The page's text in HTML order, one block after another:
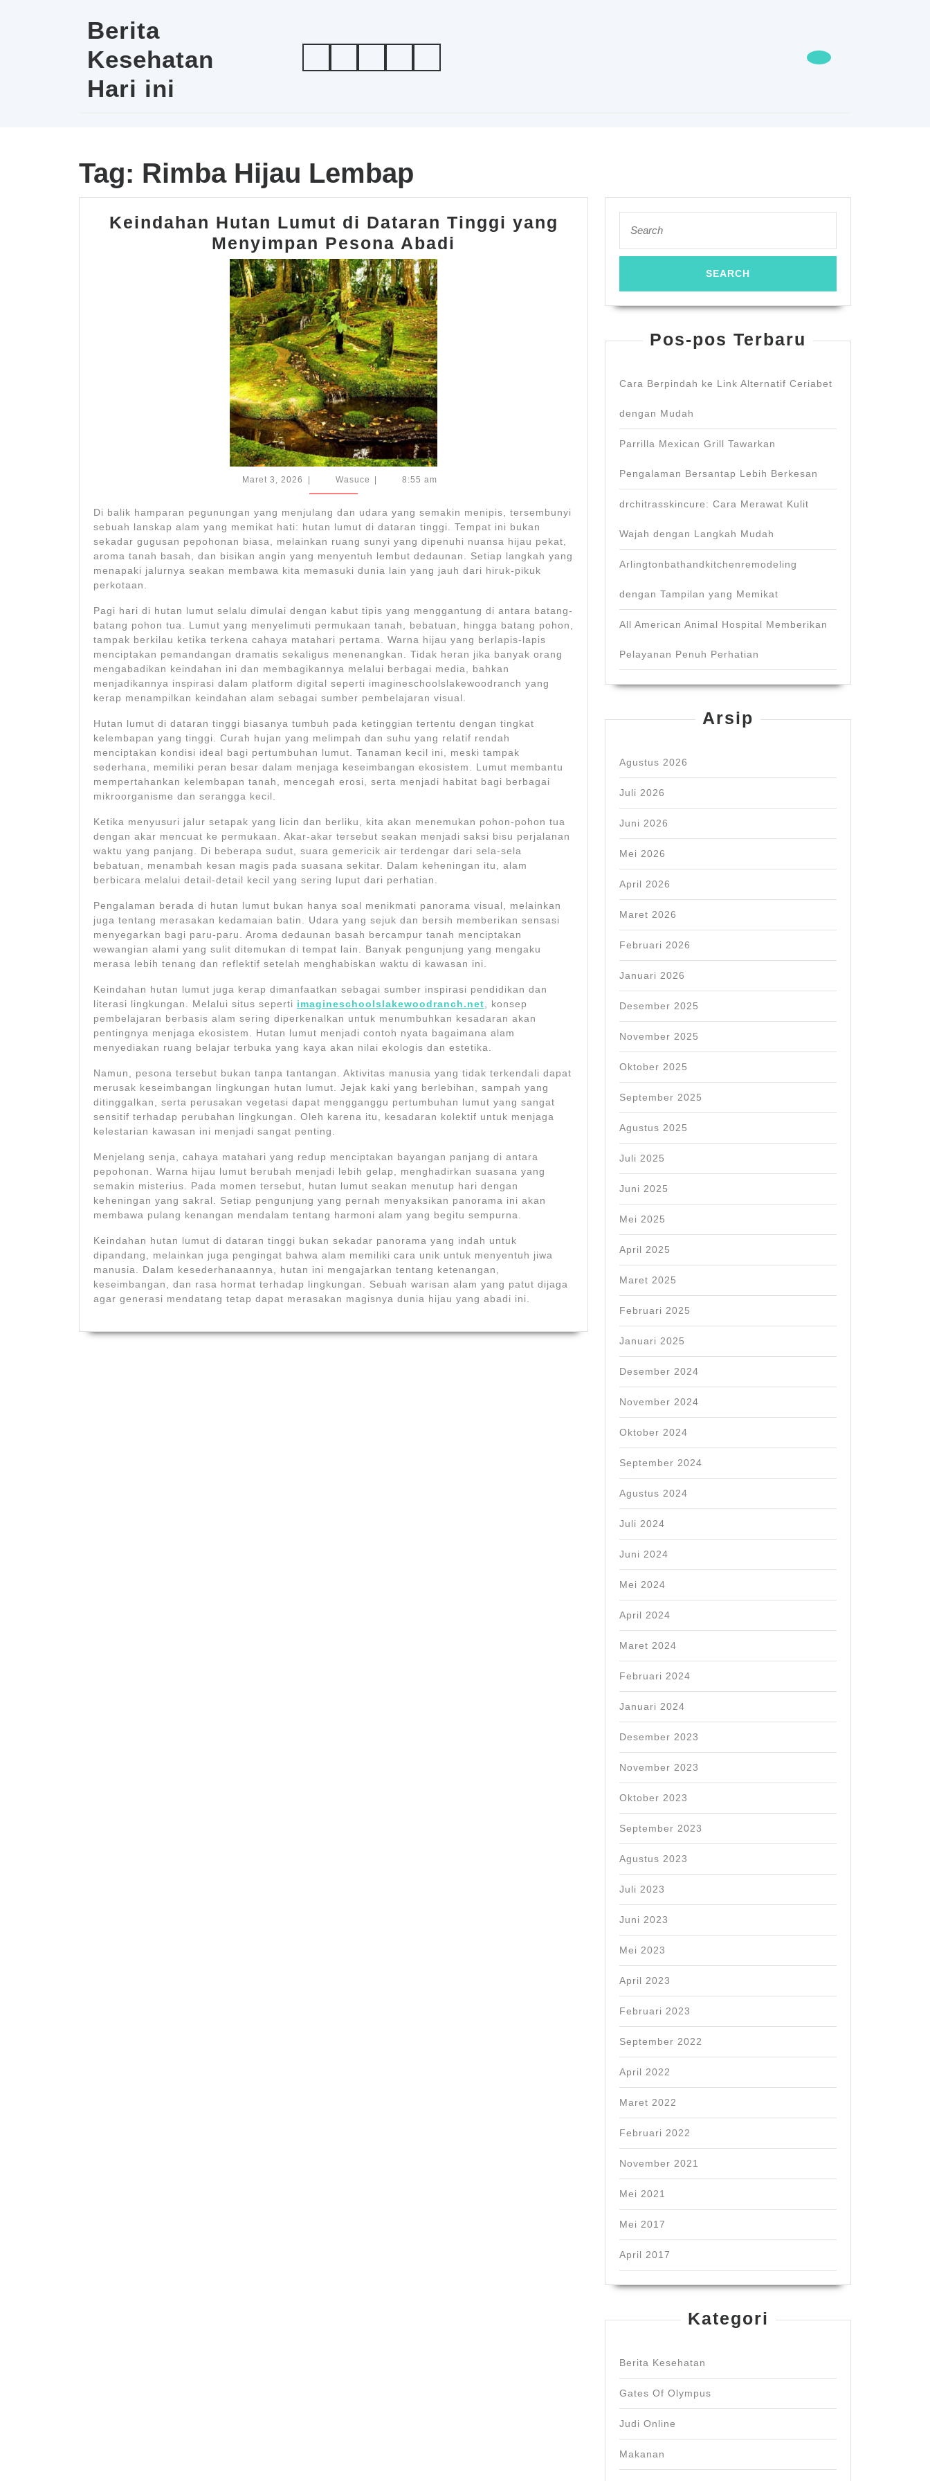
Berita
Kesehatan
Hari ini
Tag: Rimba Hijau Lembap
Keindahan Hutan Lumut di Dataran Tinggi yang
Menyimpan Pesona Abadi
Maret 3, 2026 Maret
3,
Wasuce Wasuce8:55 am
Di balik hamparan pegunungan yang menjulang dan udara yang semakin menipis, tersembunyi
sebuah lanskap alam yang memikat hati: hutan lumut di dataran tinggi. Tempat ini bukan
sekadar gugusan pepohonan biasa, melainkan ruang sunyi yang dipenuhi nuansa hijau pekat,
aroma tanah basah, dan bisikan angin yang menyentuh lembut dedaunan. Setiap langkah yang
menapaki jalurnya seakan membawa kita memasuki dunia lain yang jauh dari hiruk-pikuk
perkotaan.
Pagi hari di hutan lumut selalu dimulai dengan kabut tipis yang menggantung di antara batang-
batang pohon tua. Lumut yang menyelimuti permukaan tanah, bebatuan, hingga batang pohon,
tampak berkilau ketika terkena cahaya matahari pertama. Warna hijau yang berlapis-lapis
menciptakan pemandangan dramatis sekaligus menenangkan. Tidak heran jika banyak orang
mengabadikan keindahan ini dan membagikannya melalui berbagai media, bahkan
menjadikannya inspirasi dalam platform digital seperti imagineschoolslakewoodranch yang
kerap menampilkan keindahan alam sebagai sumber pembelajaran visual.
Hutan lumut di dataran tinggi biasanya tumbuh pada ketinggian tertentu dengan tingkat
kelembapan yang tinggi. Curah hujan yang melimpah dan suhu yang relatif rendah
menciptakan kondisi ideal bagi pertumbuhan lumut. Tanaman kecil ini, meski tampak
sederhana, memiliki peran besar dalam menjaga keseimbangan ekosistem. Lumut membantu
mempertahankan kelembapan tanah, mencegah erosi, serta menjadi habitat bagi berbagai
mikroorganisme dan serangga kecil.
Ketika menyusuri jalur setapak yang licin dan berliku, kita akan menemukan pohon-pohon tua
dengan akar mencuat ke permukaan. Akar-akar tersebut seakan menjadi saksi bisu perjalanan
waktu yang panjang. Di beberapa sudut, suara gemericik air terdengar dari sela-sela
bebatuan, menambah kesan magis pada suasana sekitar. Dalam keheningan itu, alam
berbicara melalui detail-detail kecil yang sering luput dari perhatian.
Pengalaman berada di hutan lumut bukan hanya soal menikmati panorama visual, melainkan
juga tentang merasakan kedamaian batin. Udara yang sejuk dan bersih memberikan sensasi
menyegarkan bagi paru-paru. Aroma dedaunan basah bercampur tanah menciptakan
wewangian alami yang sulit ditemukan di tempat lain. Banyak pengunjung yang mengaku
merasa lebih tenang dan reflektif setelah menghabiskan waktu di kawasan ini.
Keindahan hutan lumut juga kerap dimanfaatkan sebagai sumber inspirasi pendidikan dan
literasi lingkungan. Melalui situs seperti imagineschoolslakewoodranch.net , konsep
pembelajaran berbasis alam sering diperkenalkan untuk menumbuhkan kesadaran akan
pentingnya menjaga ekosistem. Hutan lumut menjadi contoh nyata bagaimana alam
menyediakan ruang belajar terbuka yang kaya akan nilai ekologis dan estetika.
Namun, pesona tersebut bukan tanpa tantangan. Aktivitas manusia yang tidak terkendali dapat
merusak keseimbangan lingkungan hutan lumut. Jejak kaki yang berlebihan, sampah yang
ditinggalkan, serta perusakan vegetasi dapat mengganggu pertumbuhan lumut yang sangat
sensitif terhadap perubahan lingkungan. Oleh karena itu, kesadaran kolektif untuk menjaga
kelestarian kawasan ini menjadi sangat penting.
Menjelang senja, cahaya matahari yang redup menciptakan bayangan panjang di antara
pepohonan. Warna hijau lumut berubah menjadi lebih gelap, menghadirkan suasana yang
semakin misterius. Pada momen tersebut, hutan lumut seakan menutup hari dengan
keheningan yang sakral. Setiap pengunjung yang pernah menyaksikan panorama ini akan
membawa pulang kenangan mendalam tentang harmoni alam yang begitu sempurna.
Keindahan hutan lumut di dataran tinggi bukan sekadar panorama yang indah untuk
dipandang, melainkan juga pengingat bahwa alam memiliki cara unik untuk menyentuh jiwa
manusia. Dalam kesederhanaannya, hutan ini mengajarkan tentang ketenangan,
keseimbangan, dan rasa hormat terhadap lingkungan. Sebuah warisan alam yang patut dijaga
agar generasi mendatang tetap dapat merasakan magisnya dunia hijau yang abadi ini.
for:
Pos-pos Terbaru
Cara Berpindah ke Link Alternatif Ceriabet
dengan Mudah
Parrilla Mexican Grill Tawarkan
Pengalaman Bersantap Lebih Berkesan
drchitrasskincure: Cara Merawat Kulit
Wajah dengan Langkah Mudah
Arlingtonbathandkitchenremodeling
dengan Tampilan yang Memikat
All American Animal Hospital Memberikan
Pelayanan Penuh Perhatian
Arsip
Agustus 2026
Juli 2026
Juni 2026
Mei 2026
April 2026
Maret 2026
Februari 2026
Januari 2026
Desember 2025
November 2025
Oktober 2025
September 2025
Agustus 2025
Juli 2025
Juni 2025
Mei 2025
April 2025
Maret 2025
Februari 2025
Januari 2025
Desember 2024
November 2024
Oktober 2024
September 2024
Agustus 2024
Juli 2024
Juni 2024
Mei 2024
April 2024
Maret 2024
Februari 2024
Januari 2024
Desember 2023
November 2023
Oktober 2023
September 2023
Agustus 2023
Juli 2023
Juni 2023
Mei 2023
April 2023
Februari 2023
September 2022
April 2022
Maret 2022
Februari 2022
November 2021
Mei 2021
Mei 2017
April 2017
Kategori
Berita Kesehatan
Gates Of Olympus
Judi Online
Makanan